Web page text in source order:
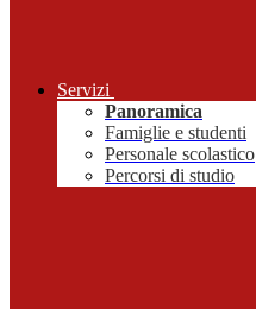
Servizi
Panoramica
Famiglie e studenti
Personale scolastico
Percorsi di studio